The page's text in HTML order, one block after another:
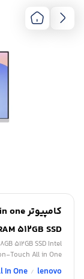
512GB SSD
512GB SSD Intel
Touch All in One
lenovo
/
In One